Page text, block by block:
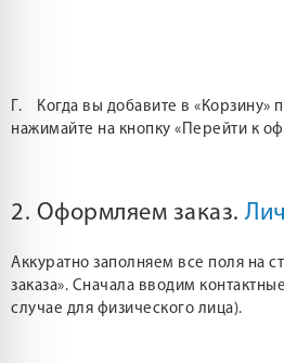
Г. Когда вы добавите в «Корзину»
нажимайте на кнопку «Перейти к
2. Оформляем заказ.
Аккуратно заполняем все поля на
заказа». Сначала вводим
случае для физического лица).